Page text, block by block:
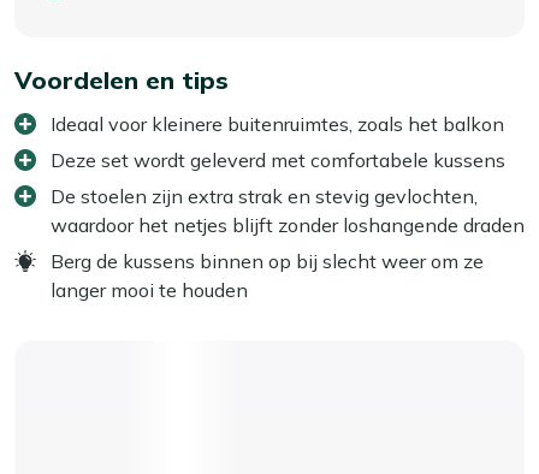
Voordelen en tips
Ideaal voor kleinere buitenruimtes, zoals het balkon
Deze set wordt geleverd met comfortabele kussens
De stoelen zijn extra strak en stevig gevlochten,
waardoor het netjes blijft zonder loshangende draden
Berg de kussens binnen op bij slecht weer om ze
langer mooi te houden